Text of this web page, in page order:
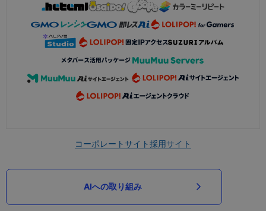
コーポレートサイト採用サイト
AIへの取り組み